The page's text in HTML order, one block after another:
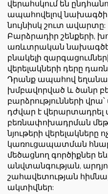
վերահսկում են
ապահովելով
նույնիսկ շուտ ավարտը:
Բարձրադիր շենքերի,
առևտրական
բնակելի
վերելակների դերը
Դրանք ապահով
խմբավորված և ծանր
բարձրությունների
դժվար է վերարտադրել
բեռնափոխադրման
նյութերի վերելակները
կառուցապատման
մեծացնող գործիքներ
անվտանգության,
շահավետության
ակտիվներ: